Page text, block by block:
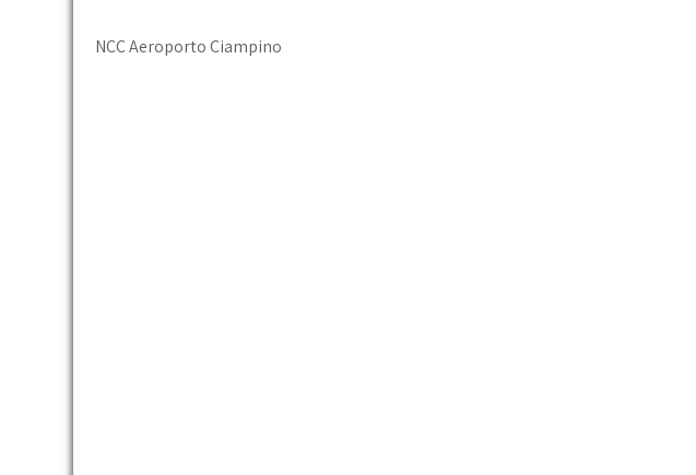
NCC Aeroporto Ciampino